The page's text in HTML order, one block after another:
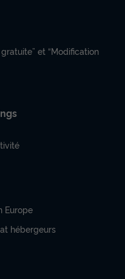
| 3 Ch. | 6 Pers. |
420 €
et “Modification
Europe
hébergeurs